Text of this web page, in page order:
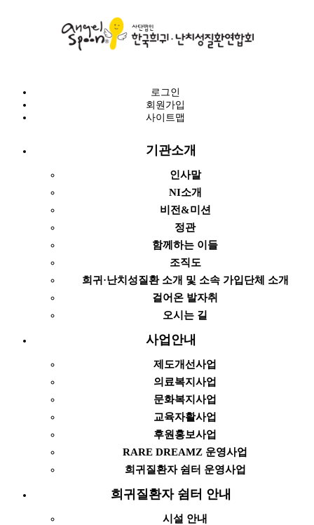
로그인
회원가입
사이트맵
기관소개
인사말
NI소개
비전&미션
정관
함께하는 이들
조직도
희귀·난치성질환 소개 및 소속 가입단체 소개
걸어온 발자취
오시는 길
사업안내
제도개선사업
의료복지사업
문화복지사업
교육자활사업
후원홍보사업
RARE DREAMZ 운영사업
희귀질환자 쉼터 운영사업
희귀질환자 쉼터 안내
시설 안내